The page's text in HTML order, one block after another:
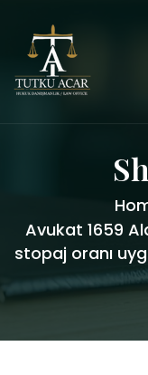
Avukat 1659
stopaj oranı